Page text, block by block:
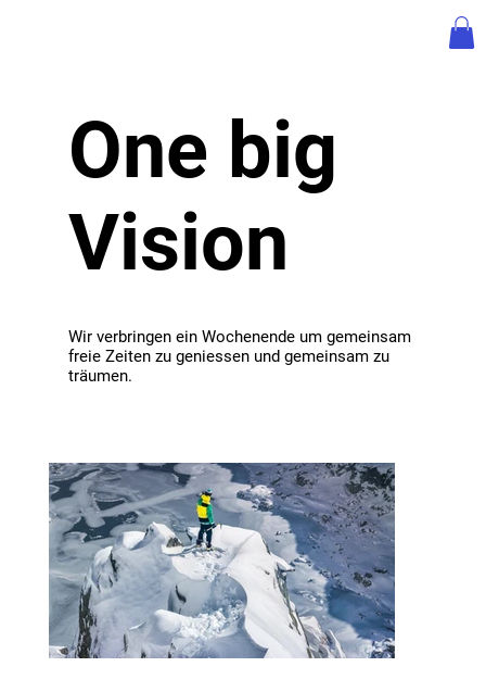
One big
Vision
Wir verbringen ein Wochenende um gemeinsam
freie Zeiten zu geniessen und gemeinsam zu
träumen.